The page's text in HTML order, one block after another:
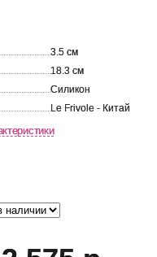
3.5 см
18.3 см
Силикон
Le Frivole - Китай